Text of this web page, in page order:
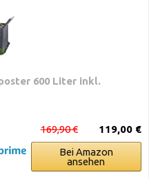
600 Liter inkl.
119,00 €
169,90 €
Bei Amazon
ansehen